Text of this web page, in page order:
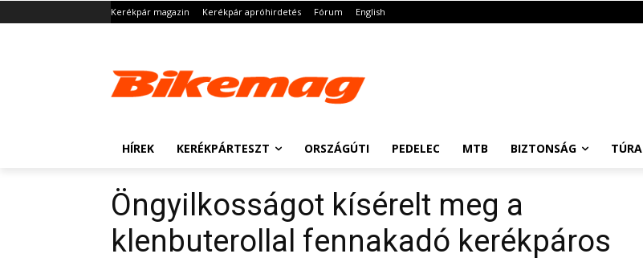
Kerékpár magazin Kerékpár apróhirdetés Fórum English
HÍREK KERÉKPÁRTESZT ORSZÁGÚTI PEDELEC MTB BIZTONSÁG TÚRA
Öngyilkosságot kísérelt meg a
klenbuterollal fennakadó kerékpáros